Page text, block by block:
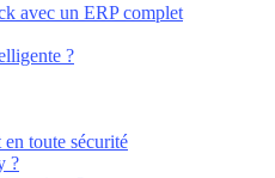
avec un ERP complet
?
toute sécurité
?